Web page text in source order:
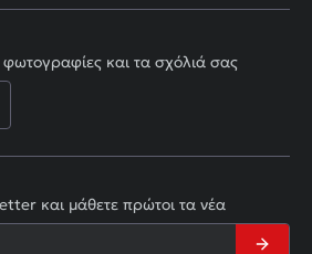
φωτογραφίες και τα σχόλιά σας
και μάθετε πρώτοι τα νέα